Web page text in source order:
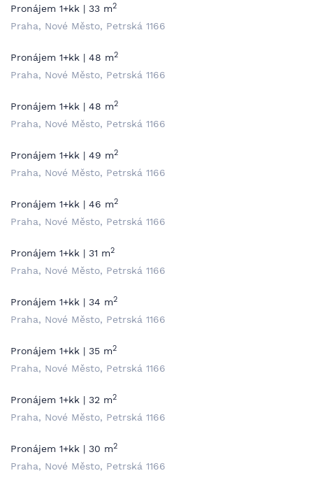
Pronájem 1+kk | 33 m2
Praha, Nové Město, Petrská 1166
Pronájem 1+kk | 48 m2
Praha, Nové Město, Petrská 1166
Pronájem 1+kk | 48 m2
Praha, Nové Město, Petrská 1166
Pronájem 1+kk | 49 m2
Praha, Nové Město, Petrská 1166
Pronájem 1+kk | 46 m2
Praha, Nové Město, Petrská 1166
Pronájem 1+kk | 31 m2
Praha, Nové Město, Petrská 1166
Pronájem 1+kk | 34 m2
Praha, Nové Město, Petrská 1166
Pronájem 1+kk | 35 m2
Praha, Nové Město, Petrská 1166
Pronájem 1+kk | 32 m2
Praha, Nové Město, Petrská 1166
Pronájem 1+kk | 30 m2
Praha, Nové Město, Petrská 1166